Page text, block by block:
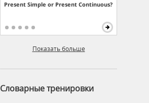
Present Simple or Present Continuous?
Показать больше
Словарные тренировки